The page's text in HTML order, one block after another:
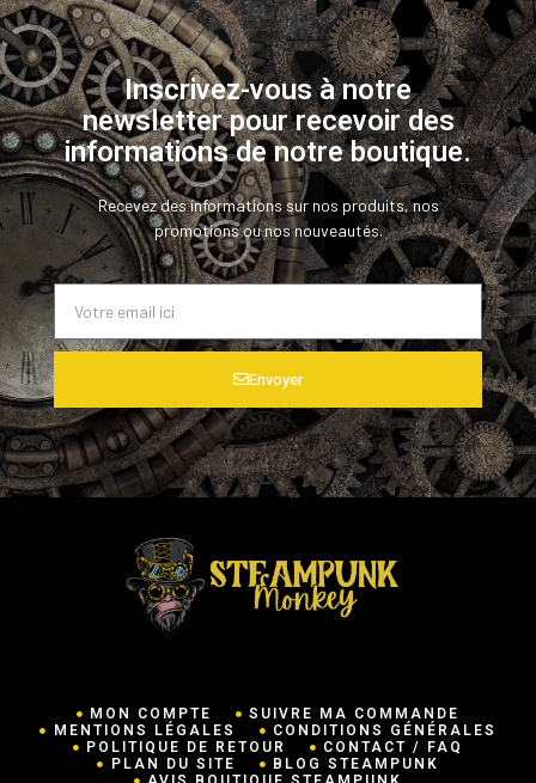
Inscrivez-vous à notre
newsletter pour recevoir des
informations de notre boutique.
Recevez des informations sur nos produits, nos
promotions ou nos nouveautés.
Envoyer
MON COMPTE SUIVRE MA COMMANDE
MENTIONS LÉGALES CONDITIONS GÉNÉRALES
POLITIQUE DE RETOUR CONTACT / FAQ
PLAN DU SITE BLOG STEAMPUNK